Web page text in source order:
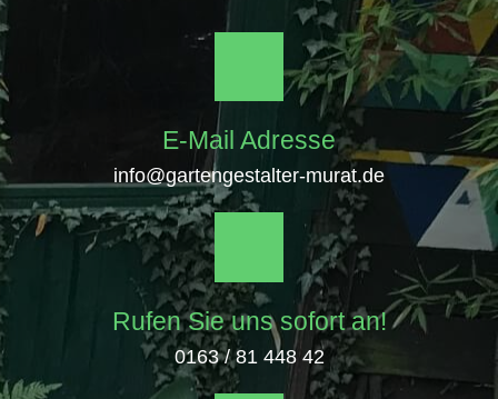
E-Mail Adresse
info@gartengestalter-murat.de
Rufen Sie uns sofort an!
0163 / 81 448 42